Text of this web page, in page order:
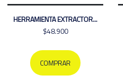
HERRAMIENTA EXTRACTOR...
$48.900
COMPRAR